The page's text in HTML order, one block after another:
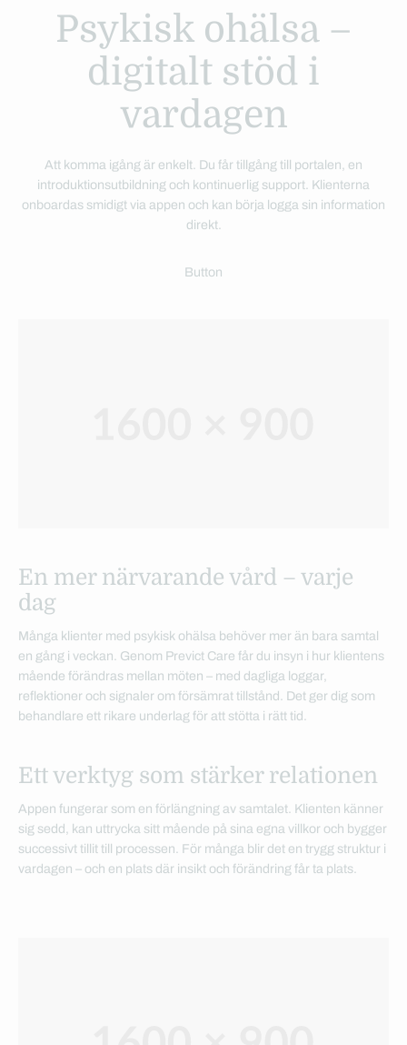
Psykisk ohälsa –
digitalt stöd i
vardagen
Att komma igång är enkelt. Du får tillgång till portalen, en
introduktionsutbildning och kontinuerlig support. Klienterna
onboardas smidigt via appen och kan börja logga sin information
direkt.
Button
En mer närvarande vård – varje
dag
Många klienter med psykisk ohälsa behöver mer än bara samtal
en gång i veckan. Genom Previct Care får du insyn i hur klientens
mående förändras mellan möten – med dagliga loggar,
reflektioner och signaler om försämrat tillstånd. Det ger dig som
behandlare ett rikare underlag för att stötta i rätt tid.
Ett verktyg som stärker relationen
Appen fungerar som en förlängning av samtalet. Klienten känner
sig sedd, kan uttrycka sitt mående på sina egna villkor och bygger
successivt tillit till processen. För många blir det en trygg struktur i
vardagen – och en plats där insikt och förändring får ta plats.